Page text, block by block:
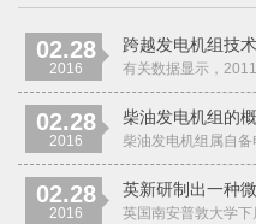
02.28
2016
跨越发电机组技
有关数据显示，
02.28
2016
柴油发电机组的
柴油发电机组属自
02.28
2016
英新研制出一种
英国南安普敦大学